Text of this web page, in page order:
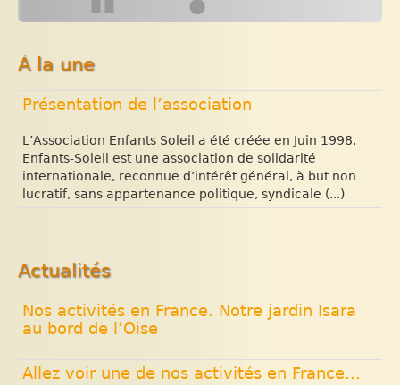
Haïtiens ne semblent plus avoir
N’importe où, vers (...)
À la une
Présentation de l’association
L’Association Enfants Soleil a été créée en Juin 1998.
Enfants-Soleil est une association de solidarité
internationale, reconnue d’intérêt général, à but non
lucratif, sans appartenance politique, syndicale (...)
Actualités
Nos activités en France. Notre jardin Isara
au bord de l’Oise
Allez voir une de nos activités en France...